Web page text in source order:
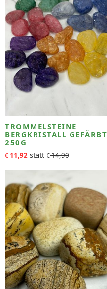
TROMMELSTEINE
BERGKRISTALL GEFÄRBT
250G
€ 11,92 €14,90